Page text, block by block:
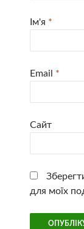
Ім'я *
Email *
Сайт
для моїх